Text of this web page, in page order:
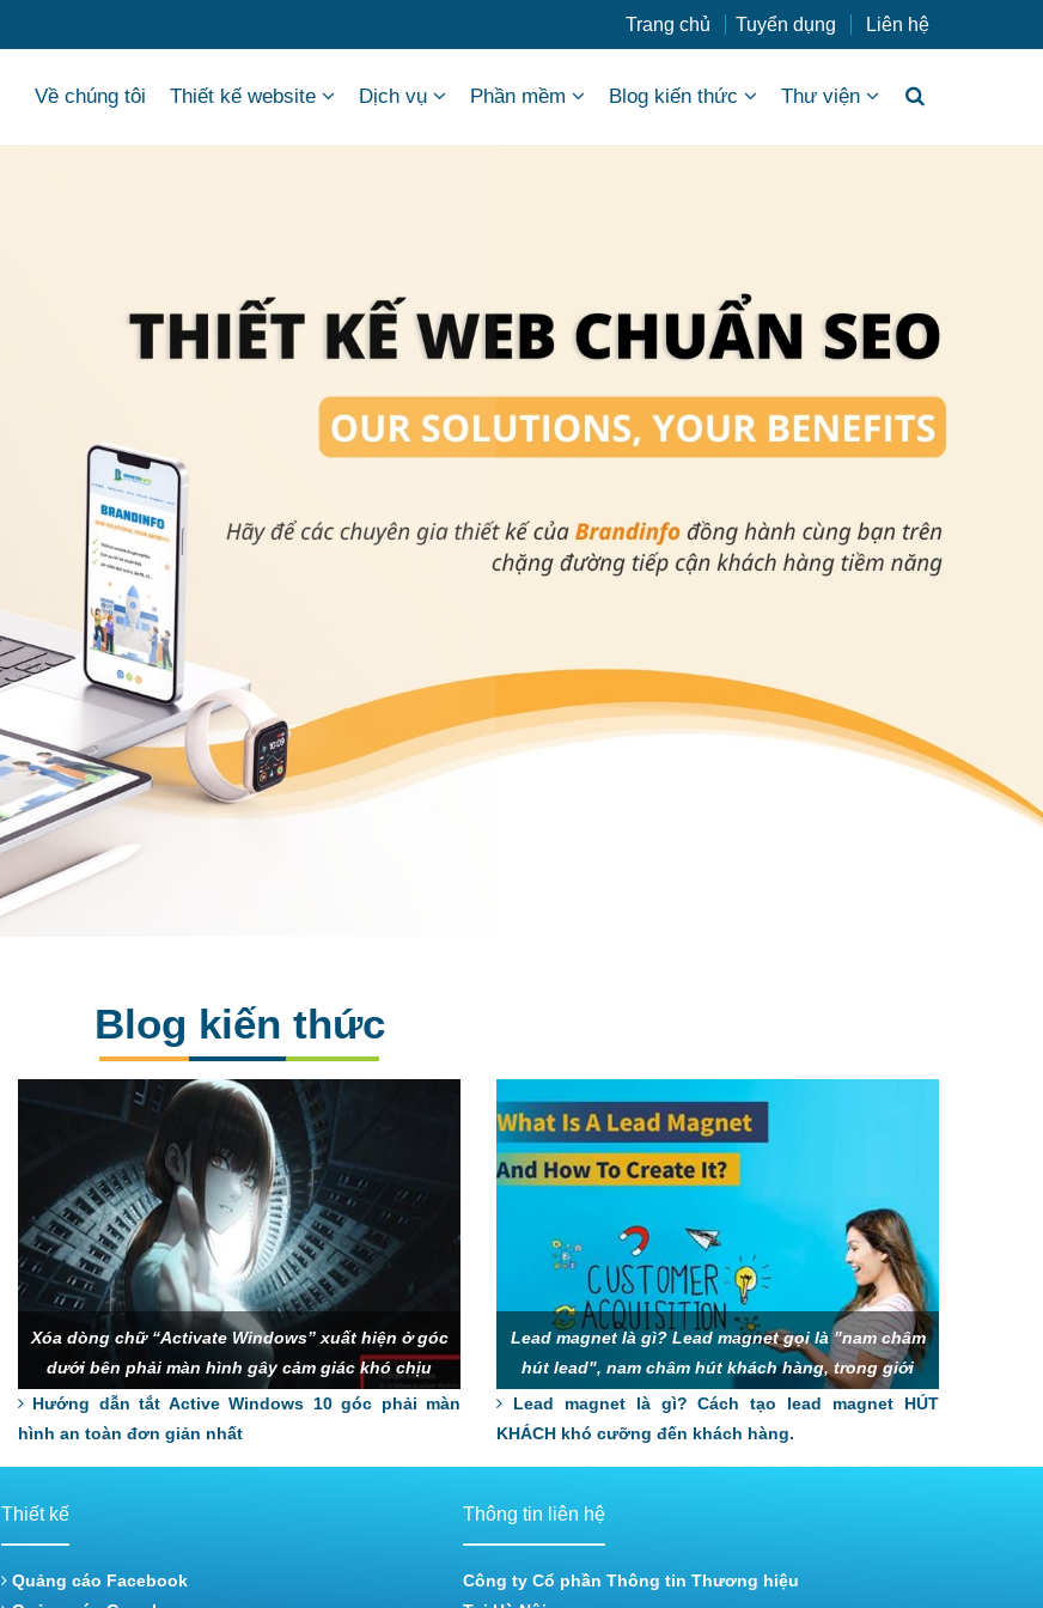
Trang chủ Tuyển dụng Liên hệ
Về chúng tôi Thiết kế website Dịch vụ Phần mềm Blog kiến thức Thư viện
Blog kiến thức
Xóa dòng chữ “Activate Windows” xuất hiện ở góc
dưới bên phải màn hình gây cảm giác khó chịu
cho một số người dùng.
Hướng dẫn tắt Active Windows 10 góc phải màn
hình an toàn đơn giản nhất
Lead magnet là gì? Lead magnet gọi là "nam châm
hút lead", nam châm hút khách hàng, trong giới
Marketing còn gọi là mồi nhử, thính, gây sự chú
Lead magnet là gì? Cách tạo lead magnet HÚT
KHÁCH khó cưỡng đến khách hàng.
Thiết kế
Quảng cáo Facebook
Thông tin liên hệ
Công ty Cổ phần Thông tin Thương hiệu